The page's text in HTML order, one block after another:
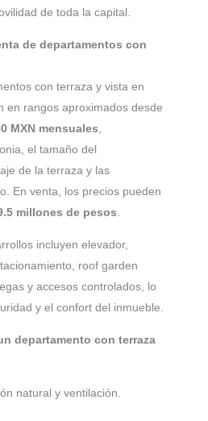
de toda la capital.
de departamentos con
con terraza y vista en
en rangos aproximados desde
MXN mensuales,
el tamaño del
de la terraza y las
En venta, los precios pueden
millones de pesos.
incluyen elevador,
roof garden
y accesos controlados, lo
y el confort del inmueble.
departamento con terraza
natural y ventilación.